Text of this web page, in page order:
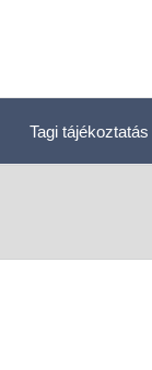
Tagi tájékoztatás